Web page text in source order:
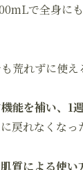
で全身に
も荒れずに
能を補い、1
戻れなくなっ
質による使い